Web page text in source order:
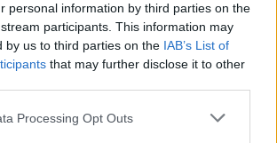
personal information by third parties on the
participants. This information may
by us to third parties on the IAB’s List of
that may further disclose it to other
Processing Opt Outs
NEGATÍV HATÁSAI ELLEN